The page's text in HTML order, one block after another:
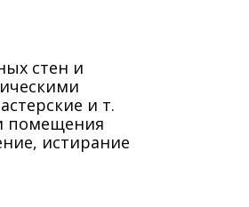
стен и
и т.
помещения
истирание